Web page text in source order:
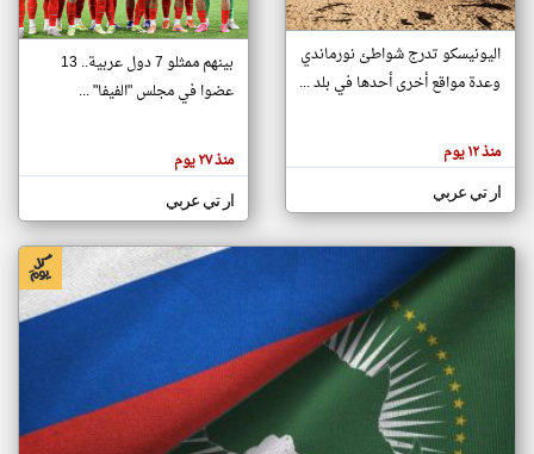
تغيير الدولة
اخبار جزر القمر على مدار الساعة
أهم اخبار جزر القمر العاجلة والمباشرة
هنا عن
وجهة
كاتبيها.
اليونيسكو تدرج شواطئ نورماندي
وعدة مواقع أخرى أحدها في بلد ...
منذ ١٢ يوم
ار تي عربي
بينهم ممثلو 7 دول عربية.. 13
عضوا في مجلس "الفيفا" ...
منذ ٢٧ يوم
ار تي عربي
klyoum.com